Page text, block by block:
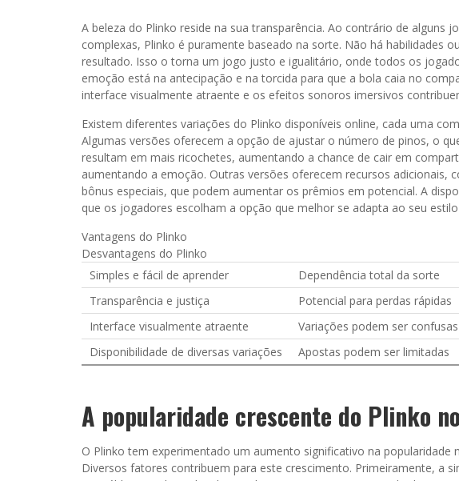
A beleza do Plinko reside na sua transparência. Ao contrário de alguns
complexas, Plinko é puramente baseado na sorte. Não há habilidades
resultado. Isso o torna um jogo justo e igualitário, onde todos os
emoção está na antecipação e na torcida para que a bola caia no
interface visualmente atraente e os efeitos sonoros imersivos
Existem diferentes variações do Plinko disponíveis online, cada uma
Algumas versões oferecem a opção de ajustar o número de pinos, o
resultam em mais ricochetes, aumentando a chance de cair em
aumentando a emoção. Outras versões oferecem recursos adicionais,
bônus especiais, que podem aumentar os prêmios em potencial. A
que os jogadores escolham a opção que melhor se adapta ao seu
Vantagens do Plinko
Desvantagens do Plinko
Simples e fácil de aprender
Dependência total da sorte
Transparência e justiça
Potencial para perdas rápidas
Interface visualmente atraente
Variações podem ser confusas
Disponibilidade de diversas variações
Apostas podem ser limitadas
A popularidade crescente do Plinko
O Plinko tem experimentado um aumento significativo na popularidade
Diversos fatores contribuem para este crescimento. Primeiramente, a